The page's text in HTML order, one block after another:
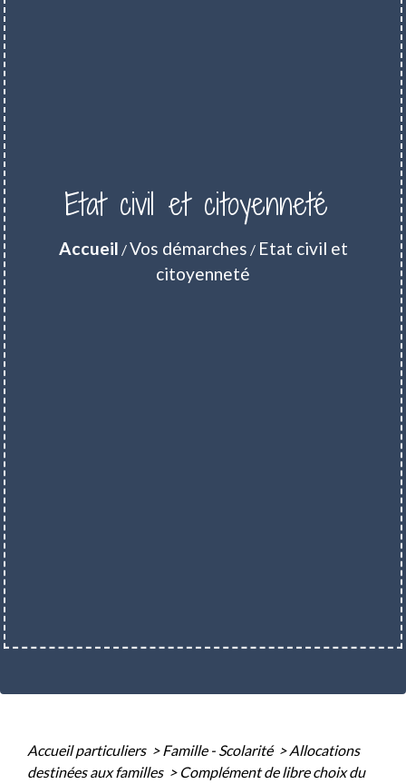
Etat civil et citoyenneté
Accueil /Vos démarches / Etat civil et
citoyenneté
Accueil particuliers > Famille - Scolarité > Allocations
destinées aux familles > Complément de libre choix du